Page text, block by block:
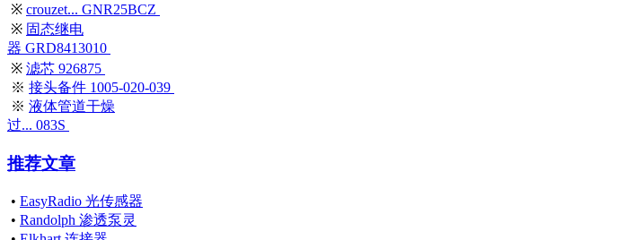
※ crouzet... GNR25BCZ
※ 固态继电
器 GRD8413010
※ 滤芯 926875
※ 接头备件 1005-020-039
※ 液体管道干燥
过... 083S
推荐文章
• EasyRadio 光传感器
• Randolph 渗透泵灵